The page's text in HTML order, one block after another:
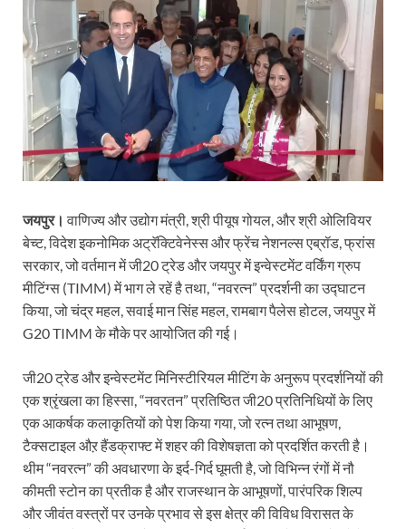
जयपुर। वाणिज्य और उद्योग मंत्री, श्री पीयूष गोयल, और श्री ओलिवियर
बेच्ट, विदेश इकनोमिक अट्रॅक्टिवेनेस्स और फ्रेंच नेशनल्स एब्रॉड, फ्रांस
सरकार, जो वर्तमान में जी20 ट्रेड और जयपुर में इन्वेस्टमेंट वर्किंग ग्रुप
मीटिंग्स (TIMM) में भाग ले रहें है तथा, “नवरत्न” प्रदर्शनी का उद्घाटन
किया, जो चंद्र महल, सवाई मान सिंह महल, रामबाग पैलेस होटल, जयपुर में
G20 TIMM के मौके पर आयोजित की गई।
जी20 ट्रेड और इन्वेस्टमेंट मिनिस्टीरियल मीटिंग के अनुरूप प्रदर्शनियों की
एक श्रृंखला का हिस्सा, “नवरतन” प्रतिष्ठित जी20 प्रतिनिधियों के लिए
एक आकर्षक कलाकृतियों को पेश किया गया, जो रत्न तथा आभूषण,
टैक्सटाइल औऱ हैंडक्राफ्ट में शहर की विशेषज्ञता को प्रदर्शित करती है।
थीम “नवरत्न” की अवधारणा के इर्द-गिर्द घूमती है, जो विभिन्न रंगों में नौ
कीमती स्टोन का प्रतीक है और राजस्थान के आभूषणों, पारंपरिक शिल्प
और जीवंत वस्त्रों पर उनके प्रभाव से इस क्षेत्र की विविध विरासत के